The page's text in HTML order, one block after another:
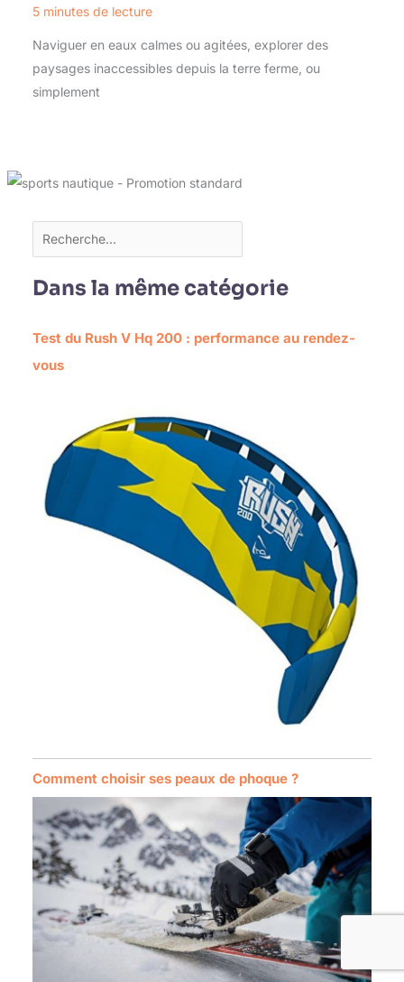
5 minutes de lecture
Naviguer en eaux calmes ou agitées, explorer des
paysages inaccessibles depuis la terre ferme, ou
simplement
Dans la même catégorie
Test du Rush V Hq 200 : performance au rendez-
vous
Comment choisir ses peaux de phoque ?